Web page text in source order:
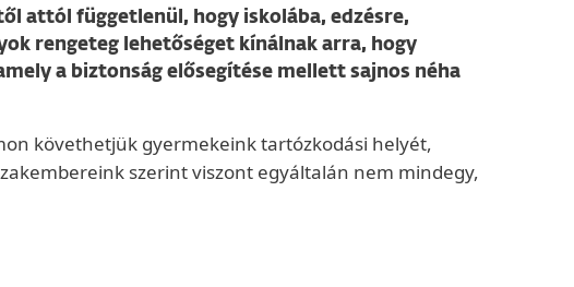
attól függetlenül, hogy iskolába, edzésre,
rengeteg lehetőséget kínálnak arra, hogy
a biztonság elősegítése mellett sajnos néha
követhetjük gyermekeink tartózkodási helyét,
szerint viszont egyáltalán nem mindegy,